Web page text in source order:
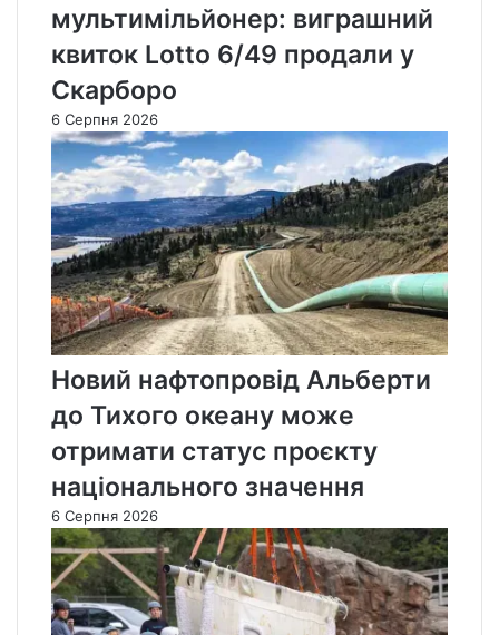
мультимільйонер: виграшний
квиток Lotto 6/49 продали у
Скарборо
6 Серпня 2026
Новий нафтопровід Альберти
до Тихого океану може
отримати статус проєкту
національного значення
6 Серпня 2026